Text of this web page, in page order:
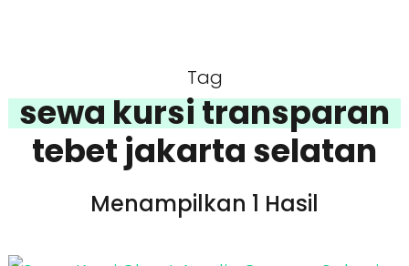
Tag
sewa kursi transparan
tebet jakarta selatan
Menampilkan 1 Hasil